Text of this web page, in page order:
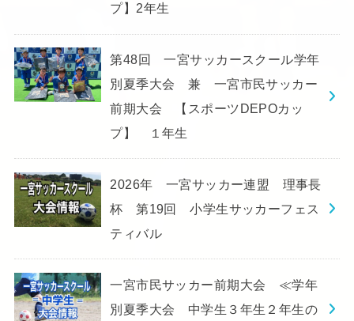
プ】2年生
第48回 一宮サッカースクール学年
別夏季大会 兼 一宮市民サッカー
前期大会 【スポーツDEPOカッ
プ】 １年生
2026年 一宮サッカー連盟 理事長
杯 第19回 小学生サッカーフェス
ティバル
一宮市民サッカー前期大会 ≪学年
別夏季大会 中学生３年生２年生の